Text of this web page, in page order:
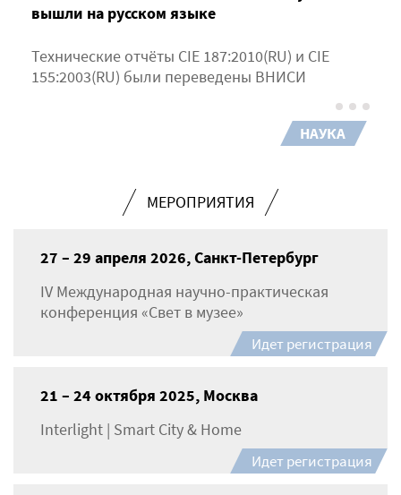
вышли на русском языке
Технические отчёты CIE 187:2010(RU) и CIE
155:2003(RU) были переведены ВНИСИ
НАУКА
МЕРОПРИЯТИЯ
27 – 29 апреля 2026, Санкт-Петербург
IV Международная научно-практическая
конференция «Свет в музее»
Идет регистрация
21 – 24 октября 2025, Москва
Interlight | Smart City & Home
Идет регистрация